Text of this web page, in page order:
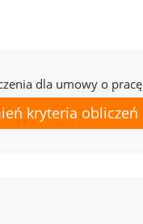
dla umowy o pracę
kryteria obliczeń